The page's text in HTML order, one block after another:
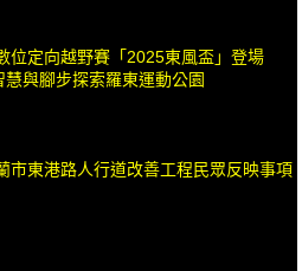
位定向越野賽「2025東風盃」登場
與腳步探索羅東運動公園
市東港路人行道改善工程民眾反映事項